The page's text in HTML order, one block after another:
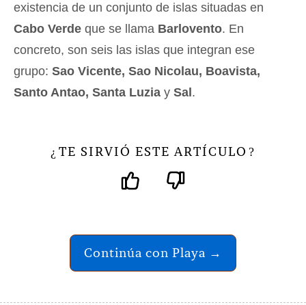
existencia de un conjunto de islas situadas en
Cabo Verde que se llama Barlovento. En
concreto, son seis las islas que integran ese
grupo: Sao Vicente, Sao Nicolau, Boavista,
Santo Antao, Santa Luzia y Sal .
¿ TE SIRVIÓ ESTE ARTÍCULO ?
Continúa con Playa →